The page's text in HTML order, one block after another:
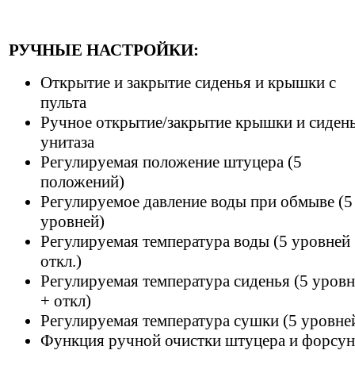
РУЧНЫЕ НАСТРОЙКИ:
Открытие и закрытие сиденья и крышки с
пульта
Ручное открытие/закрытие крышки и
унитаза
Регулируемая положение штуцера (5
положений)
Регулируемое давление воды при обмыве (5
уровней)
Регулируемая температура воды (5 уровней
откл.)
Регулируемая температура сиденья (5
+ откл)
Регулируемая температура сушки (5
Функция ручной очистки штуцера и